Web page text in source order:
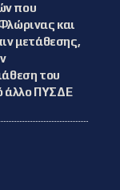
που
και
μετάθεσης,
του
άλλο ΠΥΣΔΕ